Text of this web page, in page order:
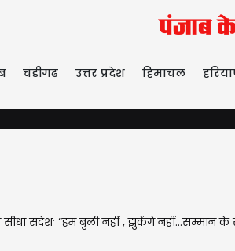
चंडीगढ़ उत्तर प्रदेश हिमाचल
सीधा संदेशः “हम बुली नहीं , झुकेंगे नहीं...सम्मान के